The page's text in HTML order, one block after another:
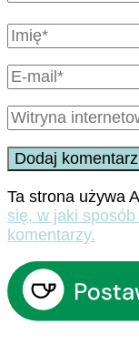
Ta strona używa
się, w jaki
komentarzy.